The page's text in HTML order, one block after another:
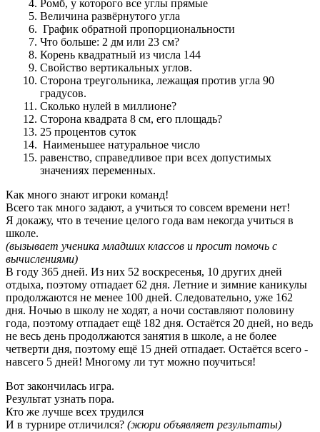
Ромб, у которого все углы прямые
Величина развёрнутого угла
График обратной пропорциональности
Что больше: 2 дм или 23 см?
Корень квадратный из числа 144
Свойство вертикальных углов.
Сторона треугольника, лежащая против угла 90
градусов.
Сколько нулей в миллионе?
Сторона квадрата 8 см, его площадь?
25 процентов суток
Наименьшее натуральное число
равенство, справедливое при всех допустимых
значениях переменных.
Как много знают игроки команд!
Всего так много задают, а учиться то совсем времени нет!
Я докажу, что в течение целого года вам некогда учиться в
школе.
(вызывает ученика младших классов и просит помочь с
вычислениями)
В году 365 дней. Из них 52 воскресенья, 10 других дней
отдыха, поэтому отпадает 62 дня. Летние и зимние каникулы
продолжаются не менее 100 дней. Следовательно, уже 162
дня. Ночью в школу не ходят, а ночи составляют половину
года, поэтому отпадает ещё 182 дня. Остаётся 20 дней, но ведь
не весь день продолжаются занятия в школе, а не более
четверти дня, поэтому ещё 15 дней отпадает. Остаётся всего -
навсего 5 дней! Многому ли тут можно поучиться!
Вот закончилась игра.
Результат узнать пора.
Кто же лучше всех трудился
И в турнире отличился? (жюри объявляет результаты)